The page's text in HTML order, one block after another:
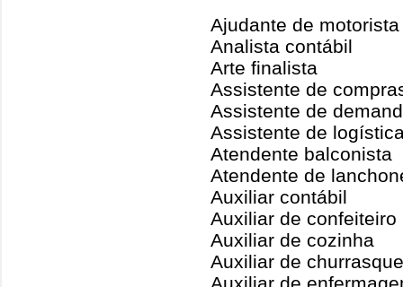
Ajudante de motorista
Analista contábil
Arte finalista
Assistente de
Assistente de
Assistente de
Atendente balconista
Atendente de
Auxiliar contábil
Auxiliar de confeiteiro
Auxiliar de cozinha
Auxiliar de
Auxiliar de